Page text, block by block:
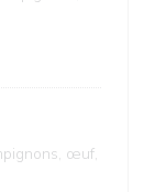
œuf,